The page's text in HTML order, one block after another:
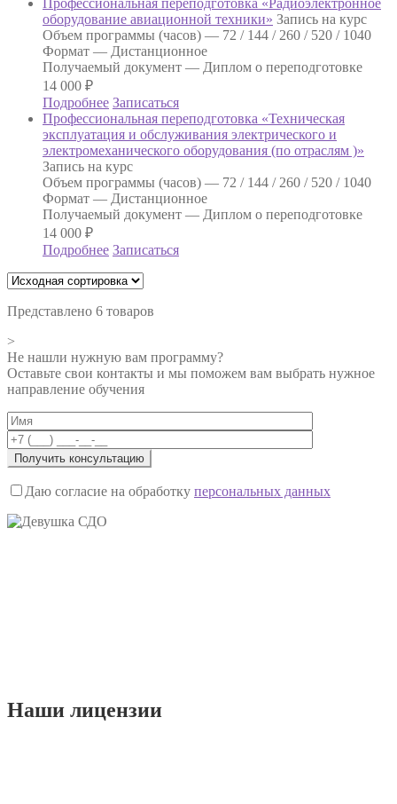
оборудование авиационной техники» Запись на курс
Объем программы (часов) — 72 / 144 / 260 / 520 / 1040
Формат — Дистанционное
Получаемый документ — Диплом о переподготовке
14 000 ₽
Подробнее Записаться
Профессиональная переподготовка «Техническая
эксплуатация и обслуживания электрического и
электромеханического оборудования (по отраслям )»
Запись на курс
Объем программы (часов) — 72 / 144 / 260 / 520 / 1040
Формат — Дистанционное
Получаемый документ — Диплом о переподготовке
14 000 ₽
Подробнее Записаться
Представлено 6 товаров
>
Не нашли нужную вам программу?
Оставьте свои контакты и мы поможем вам выбрать нужное
направление обучения
Даю согласие на обработку персональных данных
Наши лицензии